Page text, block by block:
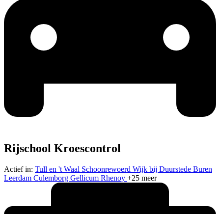
Rijschool Kroescontrol
Actief in: Tull en 't Waal Schoonrewoerd Wijk bij Duurstede Buren
Leerdam Culemborg Gellicum Rhenoy +25 meer